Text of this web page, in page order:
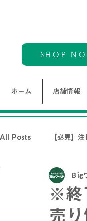
SHOP
ホーム 店舗情報
All Posts 【必見】
モリワンワールドレ
THE NORTH
※終
売
Ｂig